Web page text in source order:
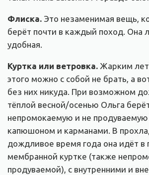
Флиска. Это незаменимая вещь,
берёт почти в каждый поход. Она
удобная.
Куртка или ветровка. Жарким
этого можно с собой не брать, а
без них никуда. При возможном
тёплой весной/осенью Ольга
непромокаемую и не продуваемую
капюшоном и карманами. В
дождливое время года она идёт в
мембранной куртке (также
продуваемой), с внутренними и